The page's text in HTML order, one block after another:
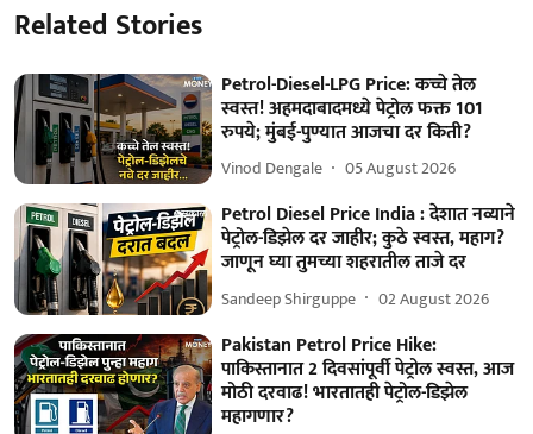
Related Stories
Petrol-Diesel-LPG Price: कच्चे तेल
स्वस्त! अहमदाबादमध्ये पेट्रोल फक्त 101
रुपये; मुंबई-पुण्यात आजचा दर किती?
Vinod Dengale 05 August 2026
Petrol Diesel Price India : देशात नव्याने
पेट्रोल-डिझेल दर जाहीर; कुठे स्वस्त, महाग?
जाणून घ्या तुमच्या शहरातील ताजे दर
Sandeep Shirguppe 02 August 2026
Pakistan Petrol Price Hike:
पाकिस्तानात 2 दिवसांपूर्वी पेट्रोल स्वस्त, आज
मोठी दरवाढ! भारतातही पेट्रोल-डिझेल
महागणार?